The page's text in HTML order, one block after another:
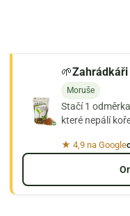
🌱
Moruše
Stačí 1
které nepálí
★ 4,9 na Google